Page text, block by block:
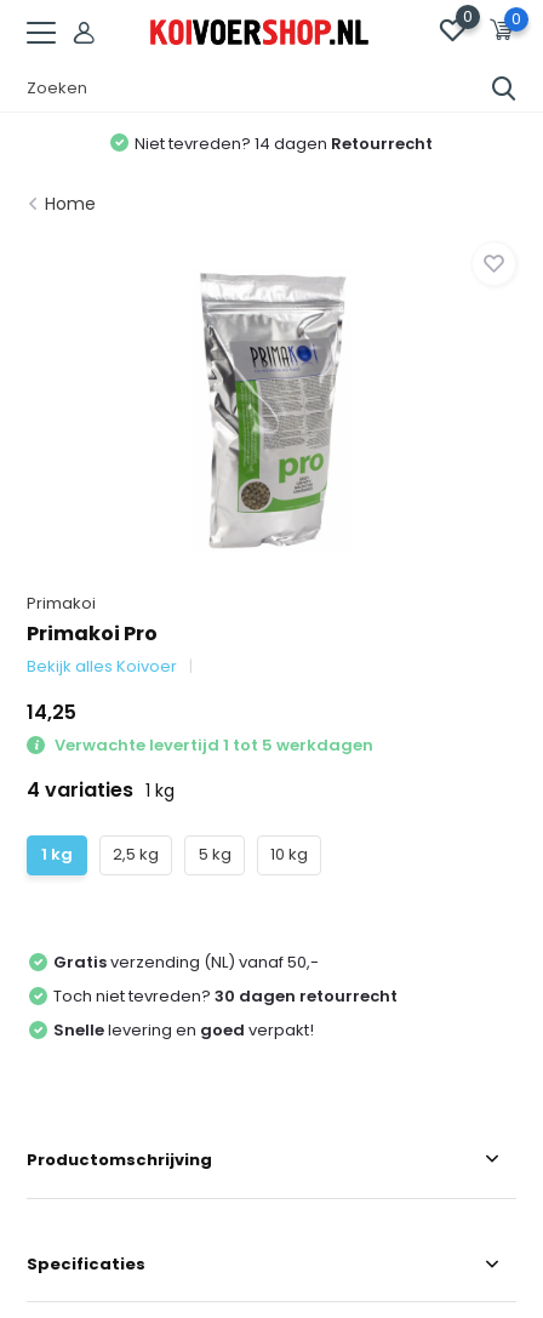
0 0
Niet tevreden? 14 dagen Retourrecht
Home
Primakoi
Primakoi Pro
Bekijk alles Koivoer
14,25
Verwachte levertijd 1 tot 5 werkdagen
4 variaties 1 kg
1 kg 2,5 kg 5 kg 10 kg
Gratisverzending (NL) vanaf 50,-
Toch niet tevreden?30 dagen retourrecht
Snellelevering en goed verpakt!
Productomschrijving
Specificaties